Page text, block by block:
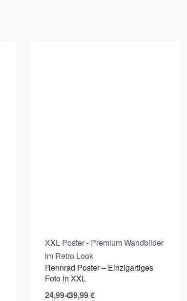
XXL Poster - Premium Wandbilder
im Retro Look
Rennrad Poster – Einzigartiges
Foto in XXL
24,99€39,99€